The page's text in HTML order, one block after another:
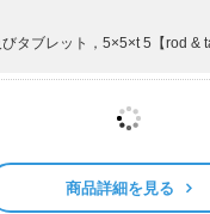
びタブレット，5×5×t 5 【rod &
商品詳細を見る